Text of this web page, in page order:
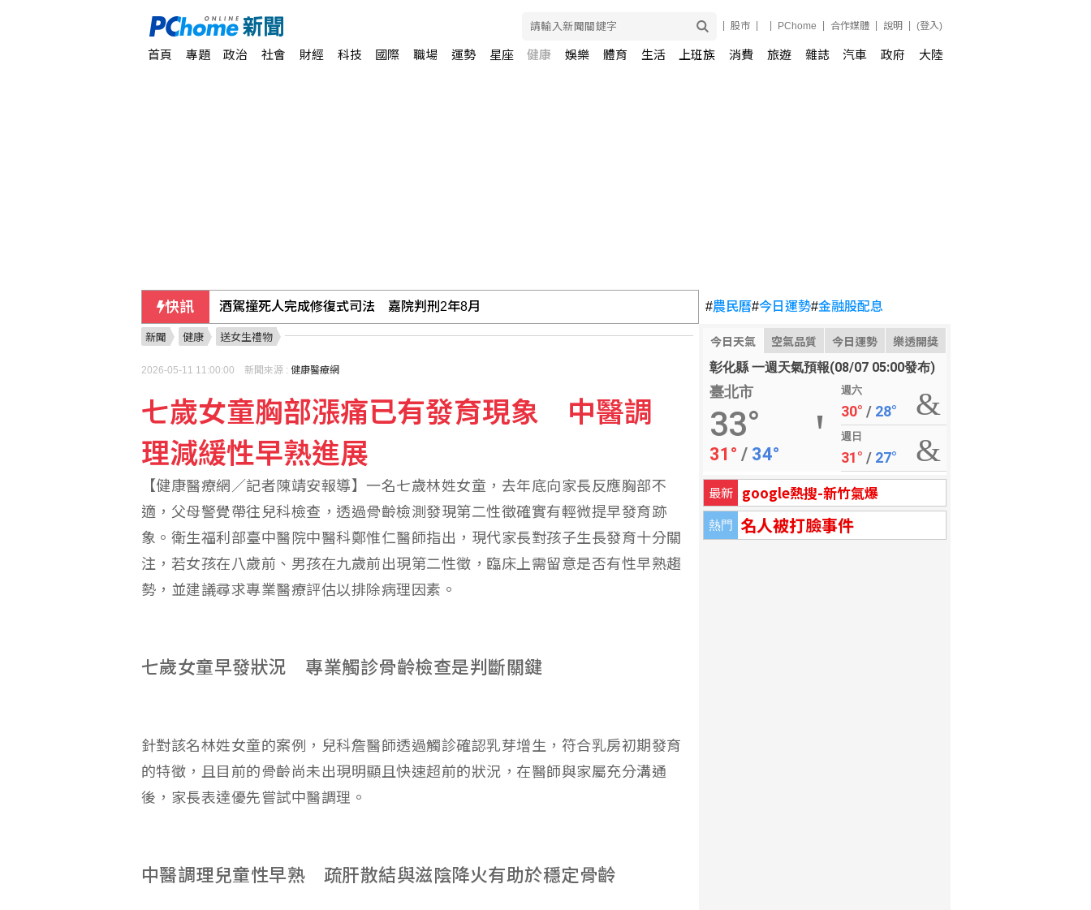
股市 PChome 合作媒體 說明 (登入)
首頁 專題 政治 社會 財經 科技 國際 職場 運勢 星座 健康 娛樂 體育 生活 上班族 消費 旅遊 雜誌 汽車 政府 大陸
快訊 酒駕撞死人完成修復式司法 嘉院判刑2年8月
周儀翔重返職籃賽場 加盟TPBL新北國王
傳伊朗擬禁美以船隻通行荷莫茲海峽 違者罰貨值20%
#農民曆#今日運勢#金融股配息
今日天氣 空氣品質 今日運勢 樂透開獎
彰化縣 一週天氣預報(08/07 05:00發布)
臺北市
33°
31° / 34°
週六
30° / 28°
週日
31° / 27°
最新 google熱搜-新竹氣爆
熱門 名人被打臉事件
新聞 健康 送女生禮物
2026-05-11 11:00:00 新聞來源 : 健康醫療網
七歲女童胸部漲痛已有發育現象 中醫調
理減緩性早熟進展
【健康醫療網／記者陳靖安報導】一名七歲林姓女童，去年底向家長反應胸部不
適，父母警覺帶往兒科檢查，透過骨齡檢測發現第二性徵確實有輕微提早發育跡
象。衛生福利部臺中醫院中醫科鄭惟仁醫師指出，現代家長對孩子生長發育十分關
注，若女孩在八歲前、男孩在九歲前出現第二性徵，臨床上需留意是否有性早熟趨
勢，並建議尋求專業醫療評估以排除病理因素。
七歲女童早發狀況 專業觸診骨齡檢查是判斷關鍵
針對該名林姓女童的案例，兒科詹醫師透過觸診確認乳芽增生，符合乳房初期發育
的特徵，且目前的骨齡尚未出現明顯且快速超前的狀況，在醫師與家屬充分溝通
後，家長表達優先嘗試中醫調理。
中醫調理兒童性早熟 疏肝散結與滋陰降火有助於穩定骨齡